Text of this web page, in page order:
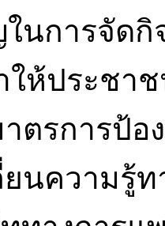
นการจัด
ให้ประชา
าตรการป้
ยนความรู้